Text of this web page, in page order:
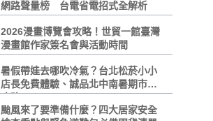
網路聲量榜 台電省電招式全解析
2026漫畫博覽會攻略！世貿一館臺灣
漫畫館作家簽名會與活動時間
暑假帶娃去哪吹冷氣？台北松菸小小
店長免費體驗、誠品北中南暑期市集
攻略
颱風來了要準備什麼？四大居家安全